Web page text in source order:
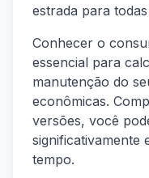
estrada para
Conhecer o
essencial para
manutenção do
econômicas.
versões, você
significativamente
tempo.